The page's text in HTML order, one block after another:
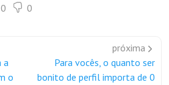
0 0
a
o
próxima
Para vocês, o quanto ser
bonito de perfil importa de 0